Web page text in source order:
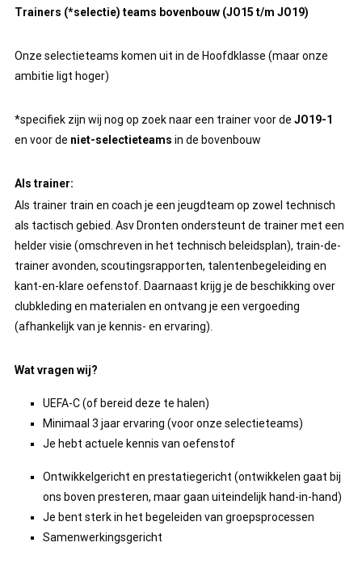
Trainers (*selectie) teams bovenbouw (JO15 t/m JO19)
Onze selectieteams komen uit in de Hoofdklasse (maar onze
ambitie ligt hoger)
*specifiek zijn wij nog op zoek naar een trainer voor de JO19-1
en voor de niet-selectieteams in de bovenbouw
Als trainer:
Als trainer train en coach je een jeugdteam op zowel technisch
als tactisch gebied. Asv Dronten ondersteunt de trainer met een
helder visie (omschreven in het technisch beleidsplan), train-de-
trainer avonden, scoutingsrapporten, talentenbegeleiding en
kant-en-klare oefenstof. Daarnaast krijg je de beschikking over
clubkleding en materialen en ontvang je een vergoeding
(afhankelijk van je kennis- en ervaring).
Wat vragen wij?
UEFA-C (of bereid deze te halen)
Minimaal 3 jaar ervaring (voor onze selectieteams)
Je hebt actuele kennis van oefenstof
Ontwikkelgericht en prestatiegericht (ontwikkelen gaat bij
ons boven presteren, maar gaan uiteindelijk hand-in-hand)
Je bent sterk in het begeleiden van groepsprocessen
Samenwerkingsgericht